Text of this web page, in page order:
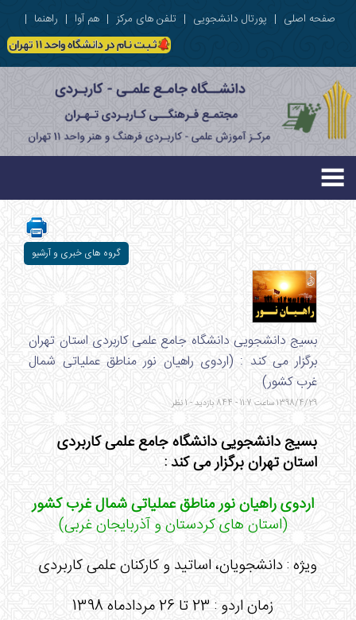
صفحه اصلی | پورتال دانشجویی | تلفن های مرکز | هم آوا | راهنما |
گروه های خبری و آرشیو
بسیج دانشجویی دانشگاه جامع علمی کاربردی استان تهران
برگزار می کند : (اردوی راهیان نور مناطق عملیاتی شمال
غرب کشور)
1398/4/29 ساعت 11:7 - 844 بازدید - 1 نظر
بسیج دانشجویی دانشگاه جامع علمی کاربردی
استان تهران برگزار می کند :
اردوی راهیان نور مناطق عملیاتی شمال غرب کشور
(استان های کردستان و آذربایجان غربی)
ویژه : دانشجویان، اساتید و کارکنان علمی کاربردی
زمان اردو : 23 تا 26 مردادماه 1398